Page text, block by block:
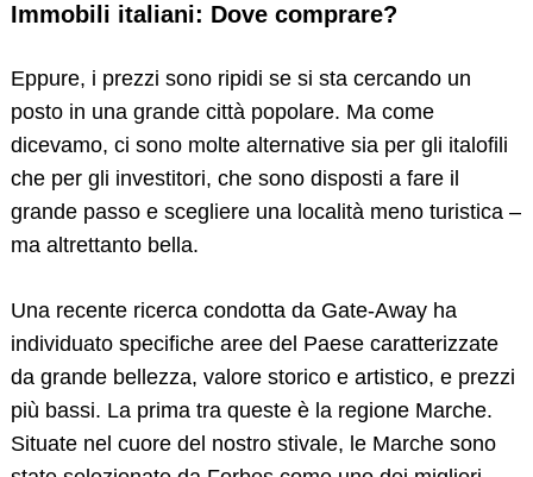
Immobili italiani: Dove comprare?
Eppure, i prezzi sono ripidi se si sta cercando un
posto in una grande città popolare. Ma come
dicevamo, ci sono molte alternative sia per gli italofili
che per gli investitori, che sono disposti a fare il
grande passo e scegliere una località meno turistica –
ma altrettanto bella.
Una recente ricerca condotta da Gate-Away ha
individuato specifiche aree del Paese caratterizzate
da grande bellezza, valore storico e artistico, e prezzi
più bassi. La prima tra queste è la regione Marche.
Situate nel cuore del nostro stivale, le Marche sono